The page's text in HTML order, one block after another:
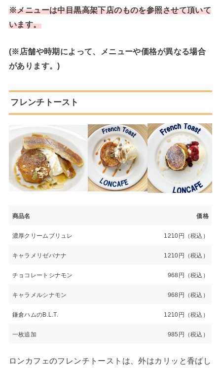
※メニューは中目黒高架下店のものを参照させて頂いて
います。
(※店舗や時期によって、メニューや価格が異なる場合
があります。)
フレンチトースト
商品名 価格
濃厚クリームブリュレ 1210円（税込）
キャラメリゼバナナ 1210円（税込）
チョコレートシナモン 968円（税込）
キャラメルシナモン 968円（税込）
鎌倉ハムのB.L.T. 1210円（税込）
一枚追加 985円（税込）
ロンカフェのフレンチトーストは、外はカリッと香ばし